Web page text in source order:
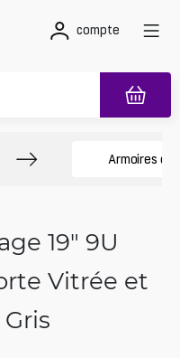
compte
Armoires de
19" 9U
Vitrée et